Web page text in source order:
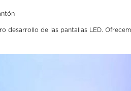
desarrollo de las pantallas LED.